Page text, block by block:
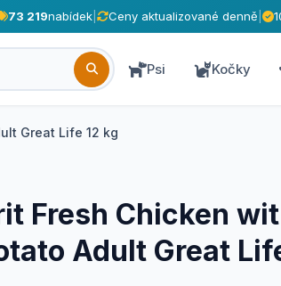
73 219nabídek| Ceny aktualizované denně
Psi Kočky
Great Life 12 kg
Fresh Chicken
Adult Great